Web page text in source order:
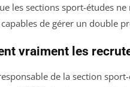
les sections sport-études
capables de gérer un double
vraiment les
de la section